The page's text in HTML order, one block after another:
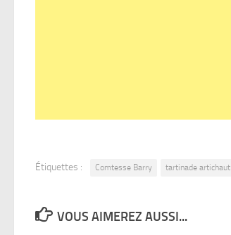
Étiquettes : Comtesse Barry tartinade artichaut
VOUS AIMEREZ AUSSI...